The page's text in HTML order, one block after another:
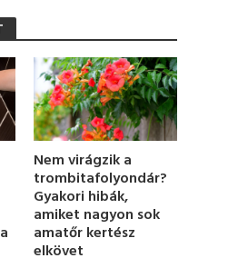
Nem virágzik a
trombitafolyondár?
Gyakori hibák,
amiket nagyon sok
amatőr kertész
elkövet